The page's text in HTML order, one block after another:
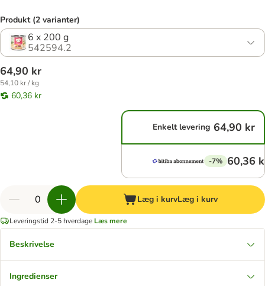
Produkt (2 varianter)
6 x 200 g
542594.2
64,90 kr
54,10 kr / kg
60,36 kr
Enkelt levering 64,90 kr
-7% 60,36
Læg i kurvLæg i kurv
Leveringstid 2-5 hverdage Læs mere
Beskrivelse
Ingredienser